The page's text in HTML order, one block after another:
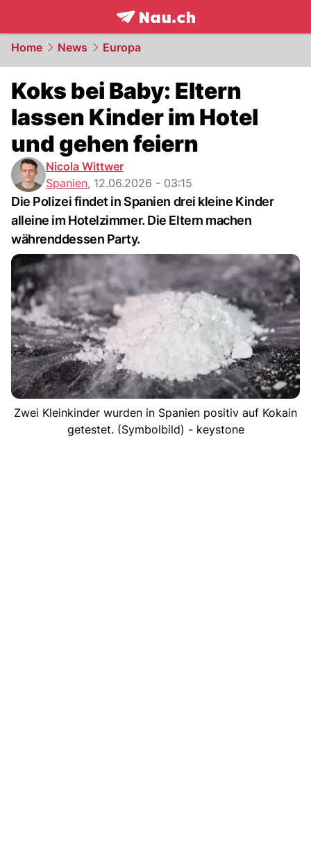
frontpage.NAU.ch
Home News Europa
Koks bei Baby: Eltern
lassen Kinder im Hotel
und gehen feiern
Nicola Wittwer
Spanien, 12.06.2026 - 03:15
Die Polizei findet in Spanien drei kleine Kinder
alleine im Hotelzimmer. Die Eltern machen
währenddessen Party.
Zwei Kleinkinder wurden in Spanien positiv auf Kokain
getestet. (Symbolbild) - keystone